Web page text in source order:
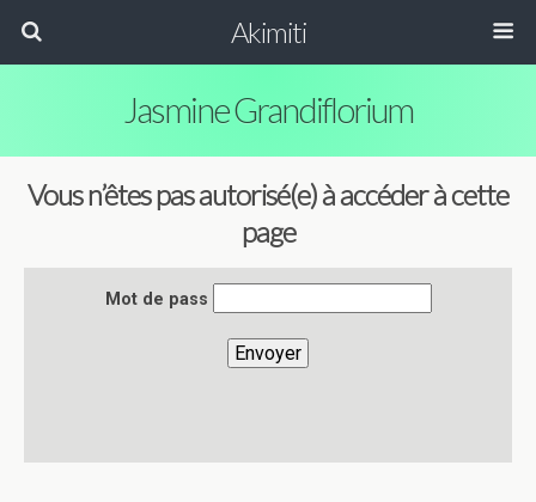
Akimiti
Jasmine Grandiflorium
Vous n’êtes pas autorisé(e) à accéder à cette
page
Mot de pass